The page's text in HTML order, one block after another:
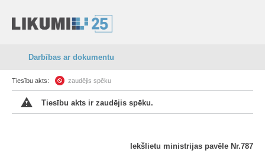
Darbības ar dokumentu
Tiesību akts: zaudējis spēku
Tiesību akts ir zaudējis spēku.
Iekšlietu ministrijas pavēle Nr.787